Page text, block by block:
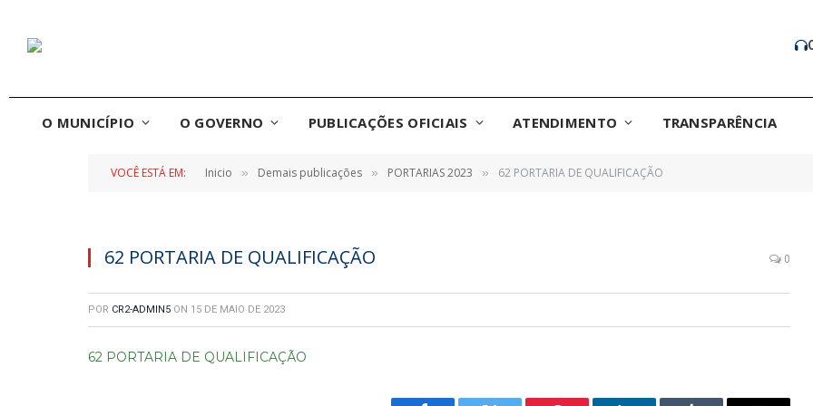
O MUNICÍPIO O GOVERNO PUBLICAÇÕES OFICIAIS ATENDIMENTO TRANSPARÊNCIA
VOCÊ ESTÁ EM: Inicio » Demais publicações » PORTARIAS 2023 » 62 PORTARIA DE QUALIFICAÇÃO
62 PORTARIA DE QUALIFICAÇÃO 0
POR CR2-ADMIN5 ON 15 DE MAIO DE 2023
62 PORTARIA DE QUALIFICAÇÃO